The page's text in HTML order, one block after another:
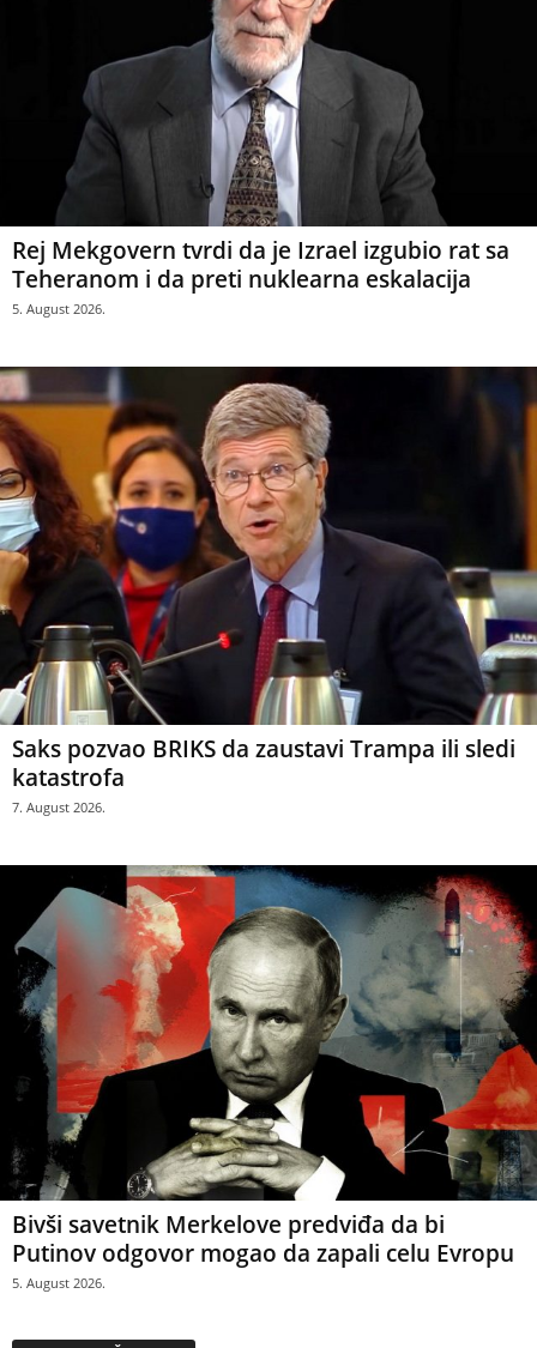
Rej Mekgovern tvrdi da je Izrael izgubio rat sa
Teheranom i da preti nuklearna eskalacija
5. August 2026.
Saks pozvao BRIKS da zaustavi Trampa ili sledi
katastrofa
7. August 2026.
Bivši savetnik Merkelove predviđa da bi
Putinov odgovor mogao da zapali celu Evropu
5. August 2026.